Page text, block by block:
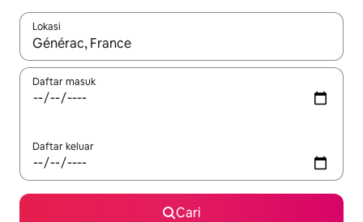
Lokasi
Apabila hasil tersedia, navigasi dengan kekunci anak panah
Daftar masuk
Daftar keluar
Cari